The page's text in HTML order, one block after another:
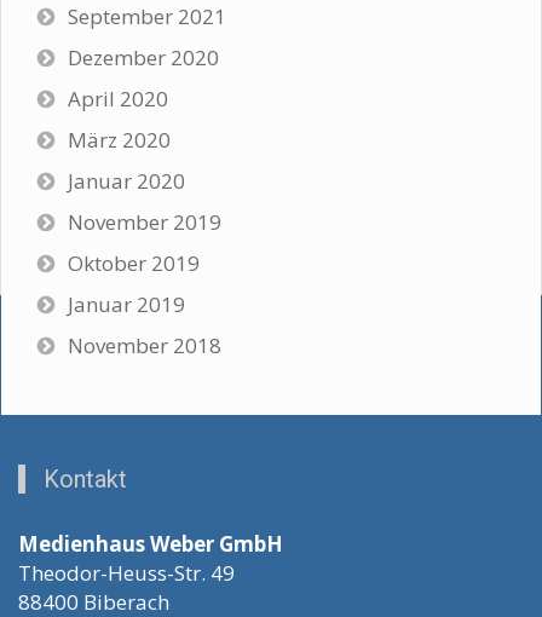
September 2021
Dezember 2020
April 2020
März 2020
Januar 2020
November 2019
Oktober 2019
Januar 2019
November 2018
Kontakt
Medienhaus Weber GmbH
Theodor-Heuss-Str. 49
88400 Biberach